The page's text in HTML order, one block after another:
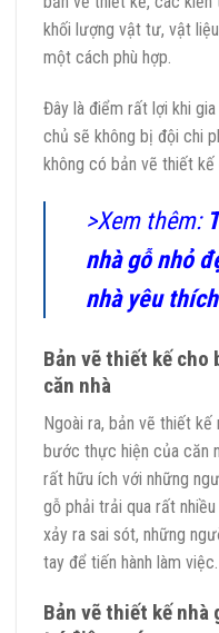
khối lượng vật tư, vật
một cách phù hợp.
Đây là điểm rất lợi khi
chủ sẽ không bị đội chi
không có bản vẽ thiết kế
>Xem thêm:
nhà gỗ nhỏ
nhà yêu thích
Bản vẽ thiết kế cho
căn nhà
Ngoài ra, bản vẽ thiết
bước thực hiện của căn
rất hữu ích với những
gỗ phải trải qua rất
xảy ra sai sót, những
tay để tiến hành làm việc.
Bản vẽ thiết kế nhà